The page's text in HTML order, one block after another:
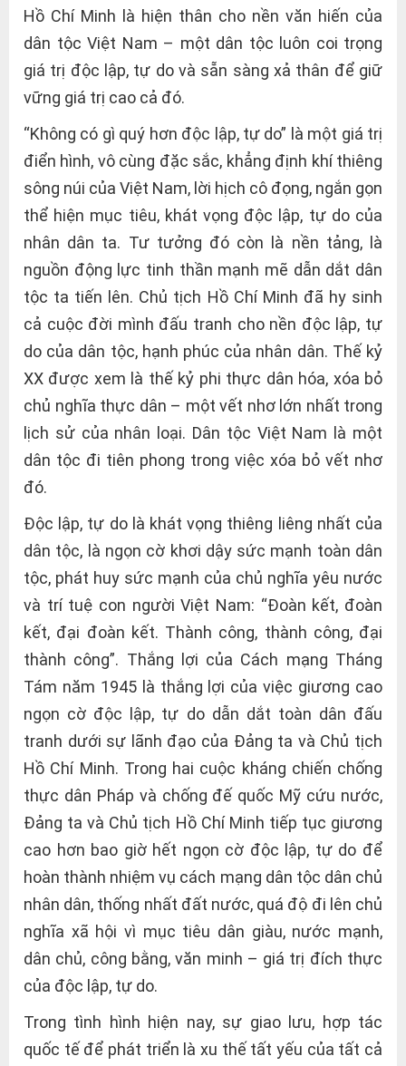
Hồ Chí Minh là hiện thân cho nền văn hiến của
dân tộc Việt Nam – một dân tộc luôn coi trọng
giá trị độc lập, tự do và sẵn sàng xả thân để giữ
vững giá trị cao cả đó.
“Không có gì quý hơn độc lập, tự do” là một giá trị
điển hình, vô cùng đặc sắc, khẳng định khí thiêng
sông núi của Việt Nam, lời hịch cô đọng, ngắn gọn
thể hiện mục tiêu, khát vọng độc lập, tự do của
nhân dân ta. Tư tưởng đó còn là nền tảng, là
nguồn động lực tinh thần mạnh mẽ dẫn dắt dân
tộc ta tiến lên. Chủ tịch Hồ Chí Minh đã hy sinh
cả cuộc đời mình đấu tranh cho nền độc lập, tự
do của dân tộc, hạnh phúc của nhân dân. Thế kỷ
XX được xem là thế kỷ phi thực dân hóa, xóa bỏ
chủ nghĩa thực dân – một vết nhơ lớn nhất trong
lịch sử của nhân loại. Dân tộc Việt Nam là một
dân tộc đi tiên phong trong việc xóa bỏ vết nhơ
đó.
Độc lập, tự do là khát vọng thiêng liêng nhất của
dân tộc, là ngọn cờ khơi dậy sức mạnh toàn dân
tộc, phát huy sức mạnh của chủ nghĩa yêu nước
và trí tuệ con người Việt Nam: “Đoàn kết, đoàn
kết, đại đoàn kết. Thành công, thành công, đại
thành công”. Thắng lợi của Cách mạng Tháng
Tám năm 1945 là thắng lợi của việc giương cao
ngọn cờ độc lập, tự do dẫn dắt toàn dân đấu
tranh dưới sự lãnh đạo của Đảng ta và Chủ tịch
Hồ Chí Minh. Trong hai cuộc kháng chiến chống
thực dân Pháp và chống đế quốc Mỹ cứu nước,
Đảng ta và Chủ tịch Hồ Chí Minh tiếp tục giương
cao hơn bao giờ hết ngọn cờ độc lập, tự do để
hoàn thành nhiệm vụ cách mạng dân tộc dân chủ
nhân dân, thống nhất đất nước, quá độ đi lên chủ
nghĩa xã hội vì mục tiêu dân giàu, nước mạnh,
dân chủ, công bằng, văn minh – giá trị đích thực
của độc lập, tự do.
Trong tình hình hiện nay, sự giao lưu, hợp tác
quốc tế để phát triển là xu thế tất yếu của tất cả